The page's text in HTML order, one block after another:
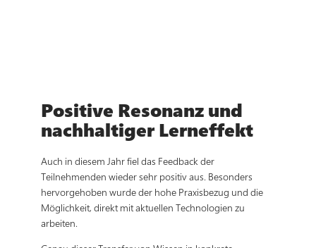
Positive Resonanz und
nachhaltiger Lerneffekt
Auch in diesem Jahr fiel das Feedback der
Teilnehmenden wieder sehr positiv aus. Besonders
hervorgehoben wurde der hohe Praxisbezug und die
Möglichkeit, direkt mit aktuellen Technologien zu
arbeiten.